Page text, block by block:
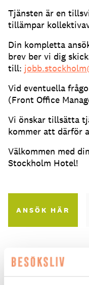
Tjänsten är en
tillämpar
Din kompletta
brev ber vi dig
till:
Vid eventuella
(Front Office
Vi önskar tillsätta
kommer att därför
Välkommen med
Stockholm Hotel!
ANSÖK HÄR